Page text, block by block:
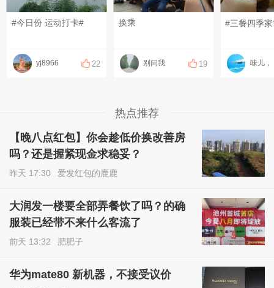
#今日份 运动打卡#
yj8966 22
换乘
别问我 19 味儿，
热点推荐
【晚八点红包】你会趁低价换改善房
吗？还是握紧现金求稳妥？
昨天 17:30 爱发红包的鹿鹿
大润发一楼要全部弄餐饮了吗？的确
服装已经带不来什么客流了
前天 13:32 肥肥子
华为mate80 新机器，不接受议价